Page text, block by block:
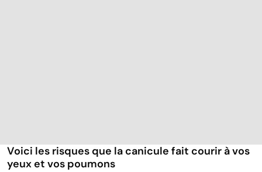
Voici les risques que la canicule fait courir à vos
yeux et vos poumons